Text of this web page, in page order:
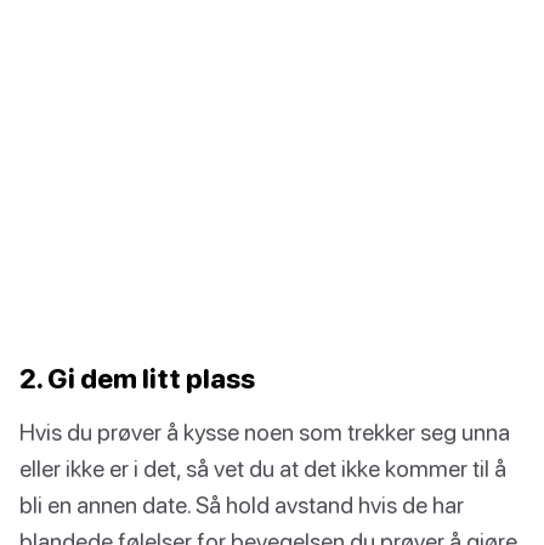
2. Gi dem litt plass
Hvis du prøver å kysse noen som trekker seg unna
eller ikke er i det, så vet du at det ikke kommer til å
bli en annen date. Så hold avstand hvis de har